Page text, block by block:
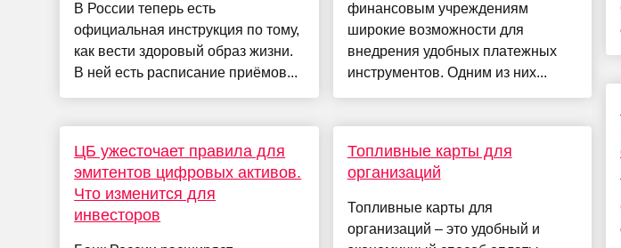
В России теперь есть
официальная инструкция по тому,
как вести здоровый образ жизни.
В ней есть расписание приёмов...
ЦБ ужесточает правила для
эмитентов цифровых активов.
Что изменится для
инвесторов
финансовым учреждениям
широкие возможности для
внедрения удобных платежных
инструментов. Одним из них...
Топливные карты для
организаций
Топливные карты для
организаций – это удобный и